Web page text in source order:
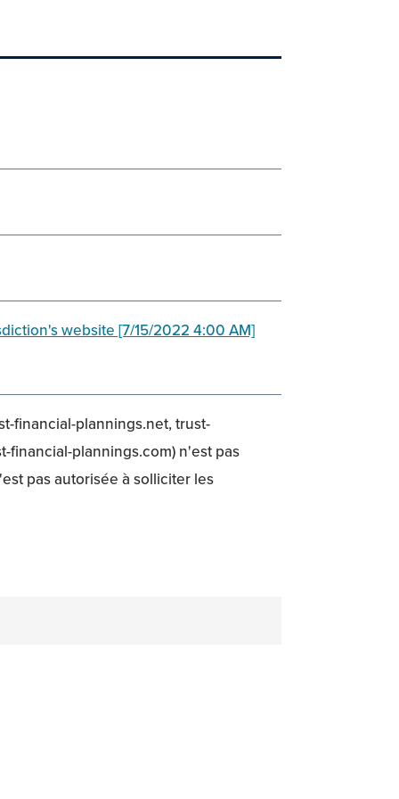
website [7/15/2022 4:00 AM]
financial-plannings.net, trust-
financial-plannings.com) n'est pas
pas autorisée à solliciter les